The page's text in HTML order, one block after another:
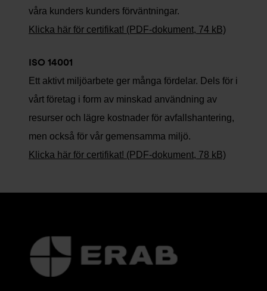
våra kunders kunders förväntningar.
Klicka här för certifikat! (PDF-dokument, 74 kB)
ISO 14001
Ett aktivt miljöarbete ger många fördelar. Dels för i
vårt företag i form av minskad användning av
resurser och lägre kostnader för avfallshantering,
men också för vår gemensamma miljö.
Klicka här för certifikat! (PDF-dokument, 78 kB)
Ytterligare
information
och